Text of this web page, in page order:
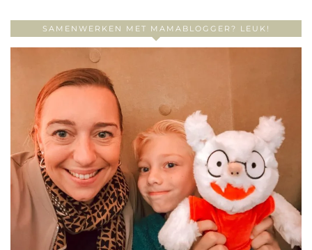
SAMENWERKEN MET MAMABLOGGER? LEUK!